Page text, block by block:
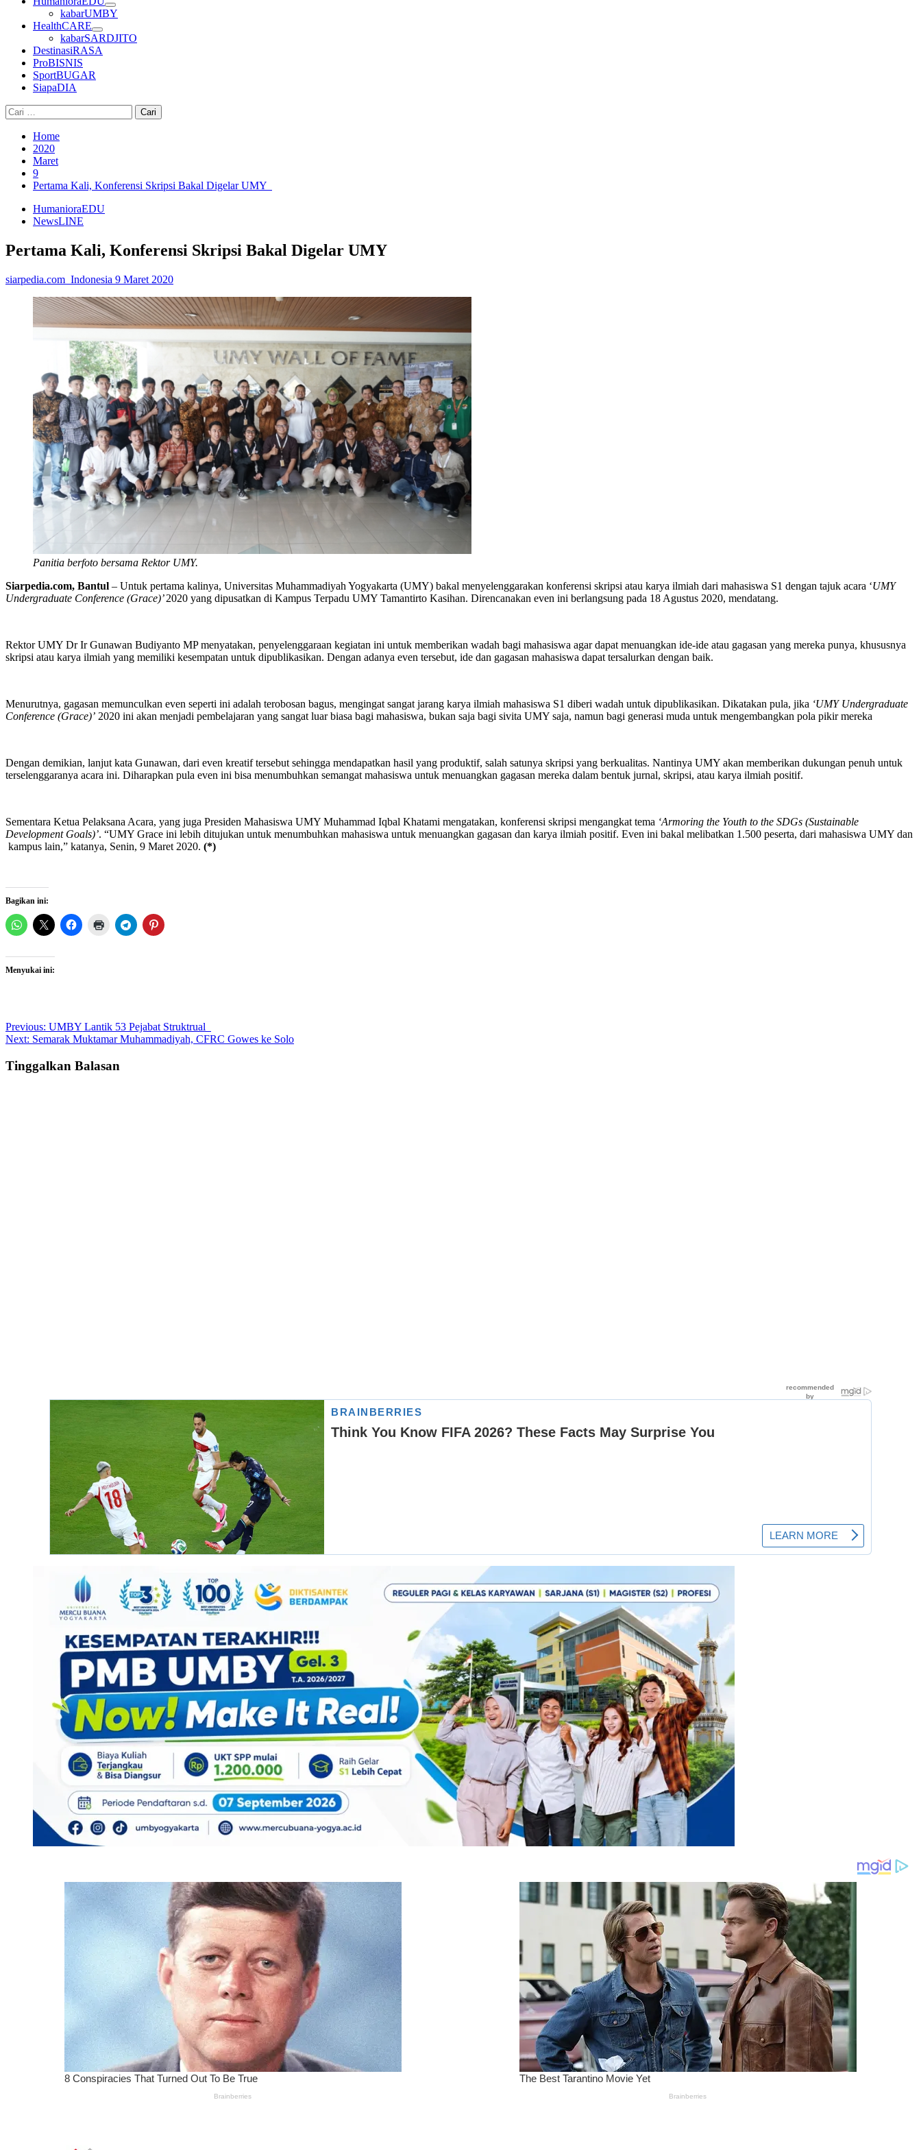
kabarUMBY
HealthCARE
kabarSARDJITO
DestinasiRASA
ProBISNIS
SportBUGAR
SiapaDIA
Cari
untuk:
Home
2020
Maret
9
Pertama Kali, Konferensi Skripsi Bakal Digelar UMY
HumanioraEDU
NewsLINE
Pertama Kali, Konferensi Skripsi Bakal Digelar UMY
siarpedia.com_Indonesia 9 Maret 2020
Panitia berfoto bersama Rektor UMY.
Siarpedia.com, Bantul – Untuk pertama kalinya, Universitas Muhammadiyah Yogyakarta (UMY) bakal menyelenggarakan konferensi skripsi atau karya ilmiah dari mahasiswa S1 dengan tajuk acara ‘UMY
Undergraduate Conference (Grace)’2020 yang dipusatkan di Kampus Terpadu UMY Tamantirto Kasihan. Direncanakan even ini berlangsung pada 18 Agustus 2020, mendatang.
Rektor UMY Dr Ir Gunawan Budiyanto MP menyatakan, penyelenggaraan kegiatan ini untuk memberikan wadah bagi mahasiswa agar dapat menuangkan ide-ide atau gagasan yang mereka punya, khususnya
skripsi atau karya ilmiah yang memiliki kesempatan untuk dipublikasikan. Dengan adanya even tersebut, ide dan gagasan mahasiswa dapat tersalurkan dengan baik.
Menurutnya, gagasan memunculkan even seperti ini adalah terobosan bagus, mengingat sangat jarang karya ilmiah mahasiswa S1 diberi wadah untuk dipublikasikan. Dikatakan pula, jika ‘UMY Undergraduate
Conference (Grace)’ 2020 ini akan menjadi pembelajaran yang sangat luar biasa bagi mahasiswa, bukan saja bagi sivita UMY saja, namun bagi generasi muda untuk mengembangkan pola pikir mereka
Dengan demikian, lanjut kata Gunawan, dari even kreatif tersebut sehingga mendapatkan hasil yang produktif, salah satunya skripsi yang berkualitas. Nantinya UMY akan memberikan dukungan penuh untuk
terselenggaranya acara ini. Diharapkan pula even ini bisa menumbuhkan semangat mahasiswa untuk menuangkan gagasan mereka dalam bentuk jurnal, skripsi, atau karya ilmiah positif.
Sementara Ketua Pelaksana Acara, yang juga Presiden Mahasiswa UMY Muhammad Iqbal Khatami mengatakan, konferensi skripsi mengangkat tema ‘Armoring the Youth to the SDGs (Sustainable
Development Goals)’. “UMY Grace ini lebih ditujukan untuk menumbuhkan mahasiswa untuk menuangkan gagasan dan karya ilmiah positif. Even ini bakal melibatkan 1.500 peserta, dari mahasiswa UMY dan
kampus lain,” katanya, Senin, 9 Maret 2020. (*)
Bagikan ini:
Menyukai ini:
Post
navigation
Previous: UMBY Lantik 53 Pejabat Struktrual
Next: Semarak Muktamar Muhammadiyah, CFRC Gowes ke Solo
Tinggalkan Balasan